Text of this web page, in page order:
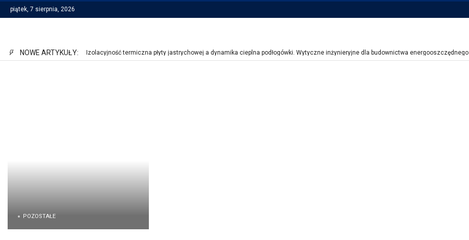
piątek, 7 sierpnia, 2026
NOWE ARTYKUŁY: Izolacyjność termiczna płyty jastrychowej a dynamika cieplna podłogówki. Wytyczne inżynieryjne dla budownictwa energooszczędnego
POZOSTAŁE